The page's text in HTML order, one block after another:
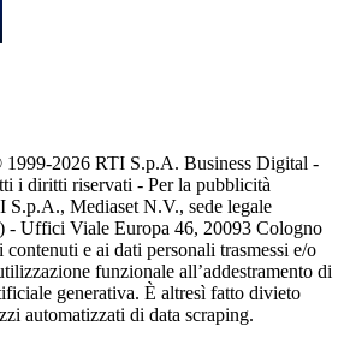
1999-2026 RTI S.p.A. Business Digital -
i diritti riservati - Per la pubblicità
Mediaset N.V., sede legale
- Uffici Viale Europa 46, 20093 Cologno
contenuti e ai dati personali trasmessi e/o
funzionale all’addestramento di
generativa. È altresì fatto divieto
automatizzati di data scraping.